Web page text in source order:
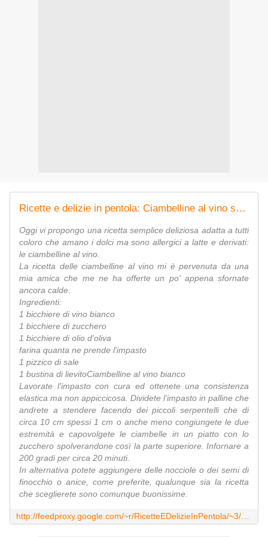
Ricette e delizie in pentola: Ciambelline al vino senza latte ne derivati
Oggi vi propongo una ricetta semplice deliziosa adatta a tutti
coloro che amano i dolci ma sono allergici a latte e derivati:
le ciambelline al vino.
La ricetta delle ciambelline al vino mi è pervenuta da una
mia amica che me ne ha offerte un po' appena sfornate
ancora calde.
Ingredienti:
1 bicchiere di vino bianco
1 bicchiere di zucchero
1 bicchiere di olio d'oliva
farina quanta ne prende l'impasto
1 pizzico di sale
1 bustina di lievitoCiambelline al vino bianco
Lavorate l'impasto con cura ed ottenete una consistenza
elastica ma non appiccicosa. Dividete l'impasto in palline che
andrete a stendere facendo dei piccoli serpentelli che di
circa 10 cm spessi 1 cm o anche meno congiungete le due
estremità e capovolgete le ciambelle in un piatto con lo
zucchero spolverandone così la parte superiore. Infornare a
200 gradi per circa 20 minuti.
In alternativa potete aggiungere delle nocciole o dei semi di
finocchio o anice, come preferite, qualunque sia la ricetta
che sceglierete sono comunque buonissime.